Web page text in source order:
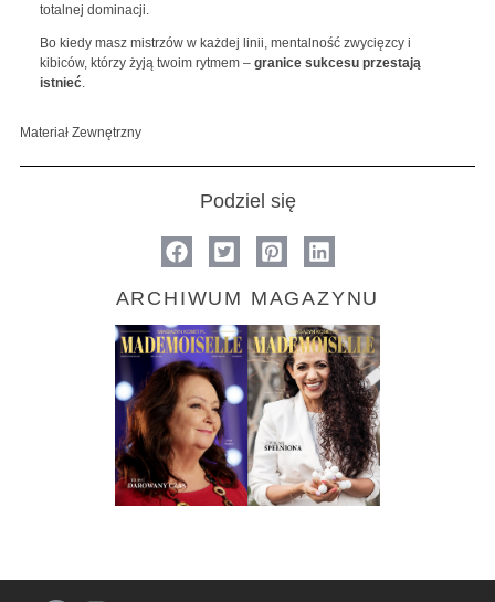
totalnej dominacji.
Bo kiedy masz mistrzów w każdej linii, mentalność zwycięzcy i
kibiców, którzy żyją twoim rytmem – granice sukcesu przestają
istnieć.
Materiał Zewnętrzny
Podziel się
ARCHIWUM MAGAZYNU